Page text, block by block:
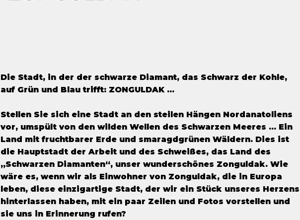
Die Stadt, in der der schwarze Diamant, das Schwarz der Kohle,
auf Grün und Blau trifft: ZONGULDAK ...
Stellen Sie sich eine Stadt an den steilen Hängen Nordanatoliens
vor, umspült von den wilden Wellen des Schwarzen Meeres ... Ein
Land mit fruchtbarer Erde und smaragdgrünen Wäldern. Dies ist
die Hauptstadt der Arbeit und des Schweißes, das Land des
„Schwarzen Diamanten“, unser wunderschönes Zonguldak. Wie
wäre es, wenn wir als Einwohner von Zonguldak, die in Europa
leben, diese einzigartige Stadt, der wir ein Stück unseres Herzens
hinterlassen haben, mit ein paar Zeilen und Fotos vorstellen und
sie uns in Erinnerung rufen?